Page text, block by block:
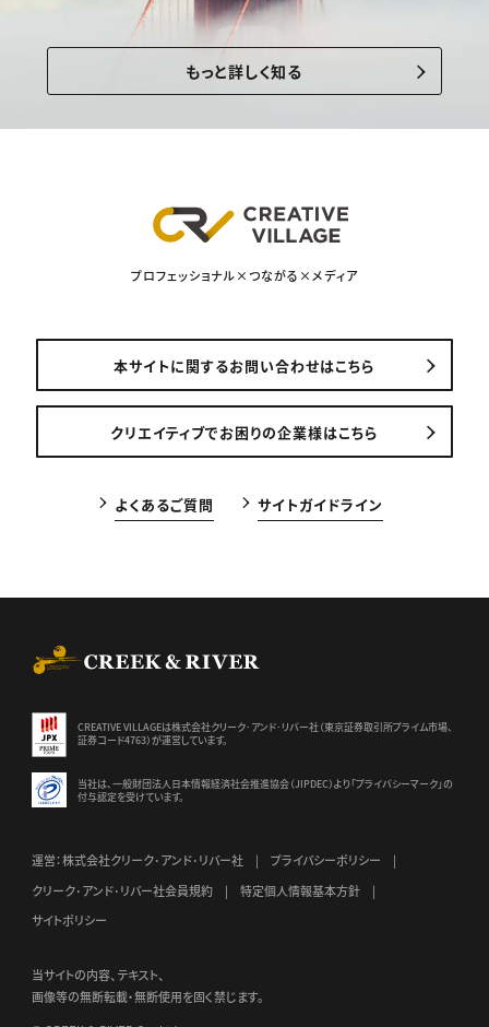
もっと詳しく知る
プロフェッショナル×つながる×メディア
本サイトに関するお問い合わせはこちら
クリエイティブでお困りの企業様はこちら
よくあるご質問 サイトガイドライン
CREATIVE VILLAGEは株式会社クリーク･アンド･リバー社（東京証券取引所プライム市場、
証券コード4763）が運営しています。
当社は、一般財団法人日本情報経済社会推進協会（JIPDEC）より 「プライバシーマーク」の
付与認定を受けています。
運営：株式会社クリーク･アンド･リバー社
プライバシーポリシー
クリーク･アンド･リバー社会員規約
特定個人情報基本方針
サイトポリシー
当サイトの内容、テキスト、
画像等の無断転載・無断使用を固く禁じます。